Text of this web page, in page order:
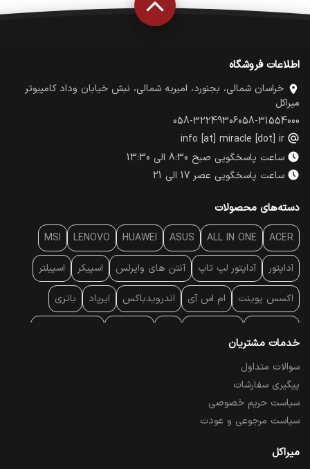
اطلاعات فروشگاه
خراسان شمالی، بجنورد، امیریه شمالی، نبش خیابان وداد کامپیوتر
میراکل
058-31554000
058-32249306
info [at] miracle [dot] ir
ساعت پاسخگویی صبح 8:30 الی 13:30
ساعت پاسخگویی عصر 17 الی 21
دسته‌های محصولات
ACER
ALL IN ONE
ASUS
HUAWEI
LENOVO
MSI
آداپتور آداپتور لپ تاپ آنتن‌ های وایرلس اسپیکر اسپیلتر
اکسس پوینت ام اس آی اندرویدباکس ایرپاد باتری
پایه سقفی
پرده نمایش
تبلت و موبایل تجهیزات پسیو شبکه
تلویزیون
خدمات مشتریان
سوالات متداول
پیگیری سفارشات
سیاست حریم خصوصی
سیاست مرجوعی و عودت
میراکل